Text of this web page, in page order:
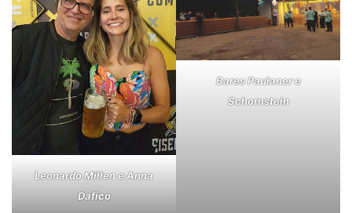
Leonardo Millen e Anna
Dafico
Bares Paulaner e
Schornstein